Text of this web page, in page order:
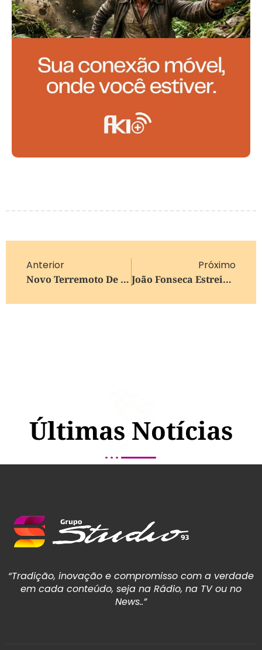
Anterior
Novo Terremoto De 4.6 Atinge Venezuela Cinco Dias Após Tremor Duplo
Próximo
João Fonseca Estreia Em Wimbledon Com 3 A 0 Sobre Bautista Agut
Últimas Notícias
“Tradição, inovação e compromisso com a verdade
em cada conteúdo, seja na Rádio, na TV ou no
News..”